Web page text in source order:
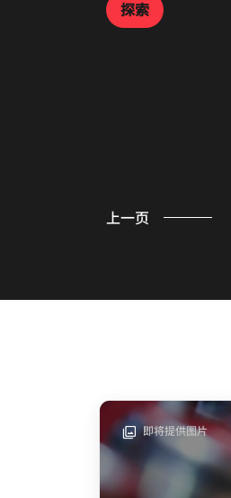
探索
餐厅供应风味地道
探索
上一页
即将提供图片